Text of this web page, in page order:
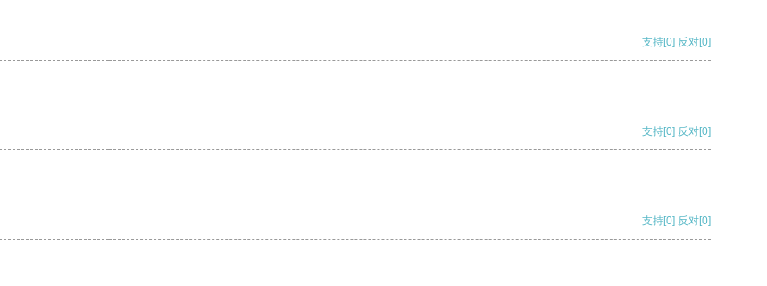
支持[0] 反对[0]
支持[0] 反对[0]
支持[0] 反对[0]